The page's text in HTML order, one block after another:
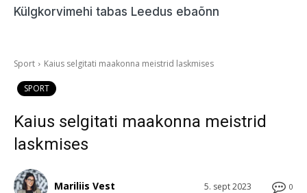
Külgkorvimehi tabas Leedus ebaõnn